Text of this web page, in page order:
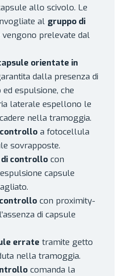
allo scivolo. Le
al gruppo di
vengono prelevate dal
orientate in
dalla presenza di
espulsione, che
laterale espellono le
nella tramoggia.
a fotocellula
sovrapposte.
di controllo con
capsule
con proximity-
di capsule
errate tramite getto
nella tramoggia.
comanda la